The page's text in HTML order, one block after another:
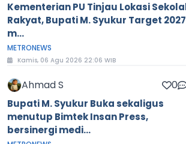
Kementerian PU Tinjau Lokasi
Rakyat, Bupati M. Syukur Target 2027
m...
METRONEWS
Kamis, 06 Agu 2026 22:06 WIB
Ahmad S 0
Bupati M. Syukur Buka sekaligus
menutup Bimtek Insan Press,
bersinergi medi...